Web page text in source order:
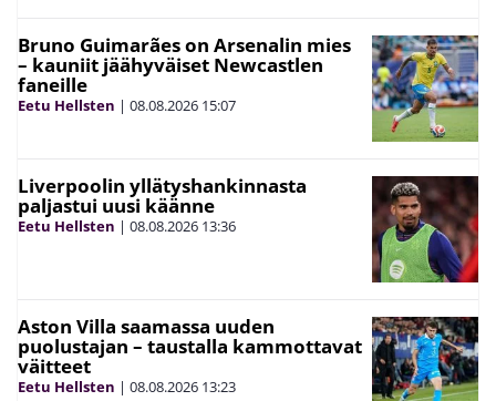
Bruno Guimarães on Arsenalin mies
– kauniit jäähyväiset Newcastlen
faneille
Eetu Hellsten | 08.08.2026 15:07
Liverpoolin yllätyshankinnasta
paljastui uusi käänne
Eetu Hellsten | 08.08.2026 13:36
Aston Villa saamassa uuden
puolustajan – taustalla kammottavat
väitteet
Eetu Hellsten | 08.08.2026 13:23